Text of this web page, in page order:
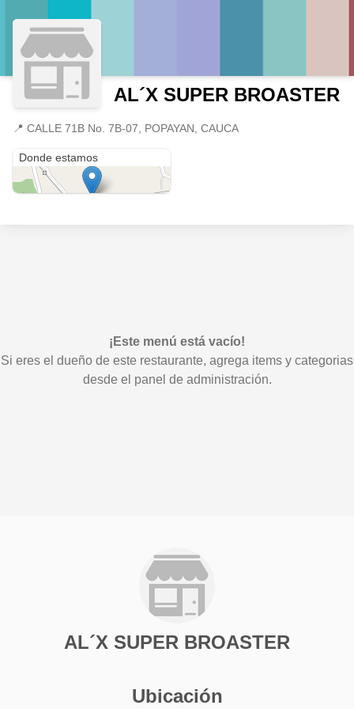
AL´X SUPER BROASTER
📍 CALLE 71B No. 7B-07, POPAYAN, CAUCA
Donde estamos
¡Este menú está vacío!
Si eres el dueño de este restaurante, agrega items y categorias
desde el panel de administración.
AL´X SUPER BROASTER
Ubicación